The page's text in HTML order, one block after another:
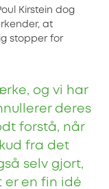
Kirstein dog
at
stopper for
og vi har
deres
forstå, når
fra det
selv gjort,
er en fin idé